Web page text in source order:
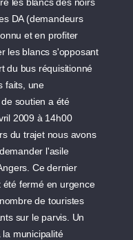
DA (demandeurs
et en profiter
les blancs s'opposant
du bus réquisitionné
faits, une
soutien a été
2009 à 14h00
du trajet nous avons
l'asile
Ce dernier
fermé en urgence
de touristes
sur le parvis. Un
municipalité